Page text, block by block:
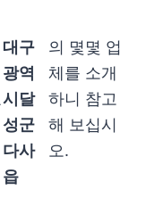
대구
광역
시달
성군
다사
읍
의 몇몇 업
체를 소개
하니 참고
해 보십시
오.